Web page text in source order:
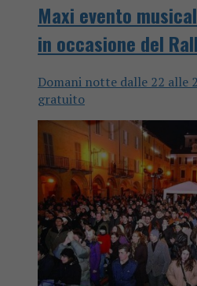
Maxi evento
in occasione del
Domani notte dalle 22 alle
gratuito